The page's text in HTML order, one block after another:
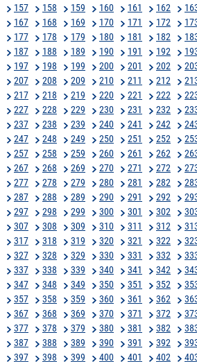
157
158 159 160 161 162
167
168 169 170 171 172
177
178 179 180 181 182
187
188 189 190 191 192
197
198 199 200 201 202
207
208 209 210 211 212
217
218 219 220 221 222
227
228 229 230 231 232
237
238 239 240 241 242
247
248 249 250 251 252
257
258 259 260 261 262
267
268 269 270 271 272
277
278 279 280 281 282
287
288 289 290 291 292
297
298 299 300 301 302
307
308 309 310 311 312
317
318 319 320 321 322
327
328 329 330 331 332
337
338 339 340 341 342
347
348 349 350 351 352
357
358 359 360 361 362
367
368 369 370 371 372
377
378 379 380 381 382
387
388 389 390 391 392
397
398 399 400 401 402